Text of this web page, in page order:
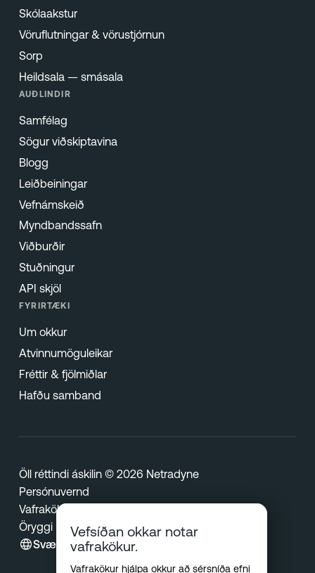
Skólaakstur
Vöruflutningar & vörustjórnun
Sorp
Heildsala — smásala
AUÐLINDIR
Samfélag
Sögur viðskiptavina
Blogg
Leiðbeiningar
Vefnámskeið
Myndbandssafn
Viðburðir
Stuðningur
API skjöl
FYRIRTÆKI
Um okkur
Atvinnumöguleikar
Fréttir & fjölmiðlar
Hafðu samband
Öll réttindi áskilin © 2026 Netradyne
Persónuvernd
Vafrakökur
Öryggi
Svæði
Vefsíðan okkar notar
vafrakökur.
Vafrakökur hjálpa okkur að sérsníða efni